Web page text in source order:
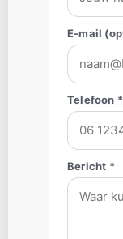
E-mail
Telefoon *
Bericht *